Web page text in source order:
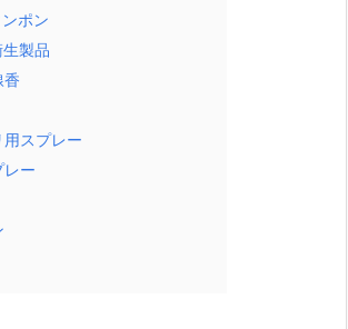
ポン
製品
香
用スプレー
レー